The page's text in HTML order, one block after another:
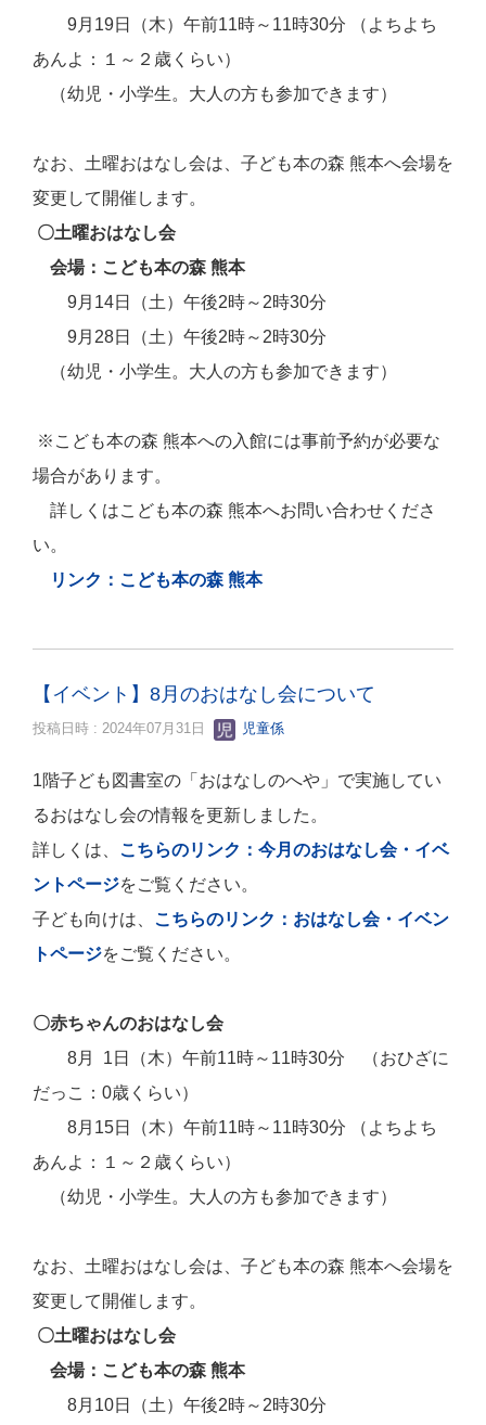
9月19日（木）午前11時～11時30分 （よちよち
あんよ：１～２歳くらい）
（幼児・小学生。大人の方も参加できます）
なお、土曜おはなし会は、子ども本の森 熊本へ会場を
変更して開催します。
〇土曜おはなし会
会場：こども本の森 熊本
9月14日（土）午後2時～2時30分
9月28日（土）午後2時～2時30分
（幼児・小学生。大人の方も参加できます）
※こども本の森 熊本への入館には事前予約が必要な
場合があります。
詳しくはこども本の森 熊本へお問い合わせくださ
い。
リンク：こども本の森 熊本
【イベント】8月のおはなし会について
投稿日時 : 2024年07月31日 児童係
1階子ども図書室の「おはなしのへや」で実施してい
るおはなし会の情報を更新しました。
詳しくは、 こちらのリンク：今月のおはなし会・イベ
ントページをご覧ください。
子ども向けは、 こちらのリンク：おはなし会・イベン
トページをご覧ください。
〇赤ちゃんのおはなし会
8月 1日（木）午前11時～11時30分 （おひざに
だっこ：0歳くらい）
8月15日（木）午前11時～11時30分 （よちよち
あんよ：１～２歳くらい）
（幼児・小学生。大人の方も参加できます）
なお、土曜おはなし会は、子ども本の森 熊本へ会場を
変更して開催します。
〇土曜おはなし会
会場：こども本の森 熊本
8月10日（土）午後2時～2時30分